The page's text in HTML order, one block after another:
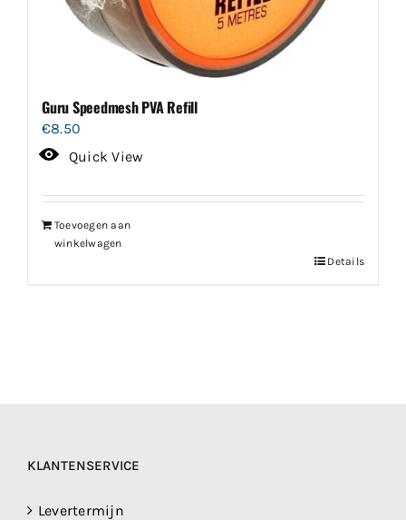
Guru Speedmesh PVA Refill
€8.50
Quick View
Toevoegen aan
winkelwagen
Details
KLANTENSERVICE
Levertermijn